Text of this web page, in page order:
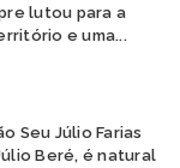
lutou para a
e uma...
Seu Júlio Farias
Beré, é natural